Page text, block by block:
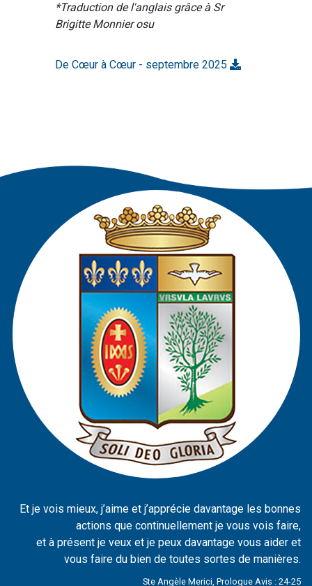
*Traduction de l'anglais grâce à Sr
Brigitte Monnier osu
De Cœur à Cœur - septembre 2025
Et je vois mieux, j’aime et j’apprécie davantage les bonnes
actions que continuellement je vous vois faire,
et à présent je veux et je peux davantage vous aider et
vous faire du bien de toutes sortes de manières.
Ste Angèle Merici, Prologue Avis : 24-25